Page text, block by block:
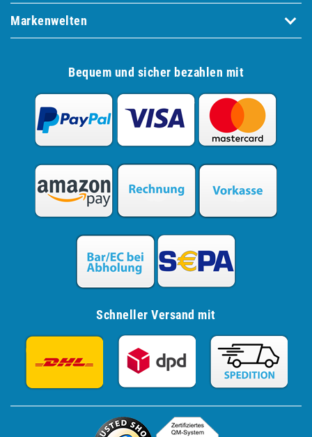
Markenwelten
Bequem und sicher bezahlen mit
Schneller Versand mit